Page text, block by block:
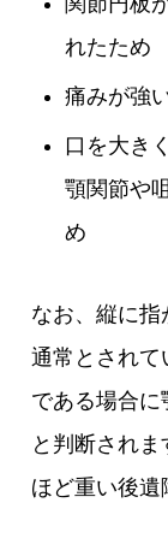
れたため
痛みが強
口を大き
顎関節や
め
なお、縦に
通常とされて
である場合に
と判断され
ほど重い後遺